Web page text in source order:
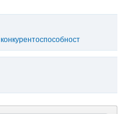
конкурентоспособност